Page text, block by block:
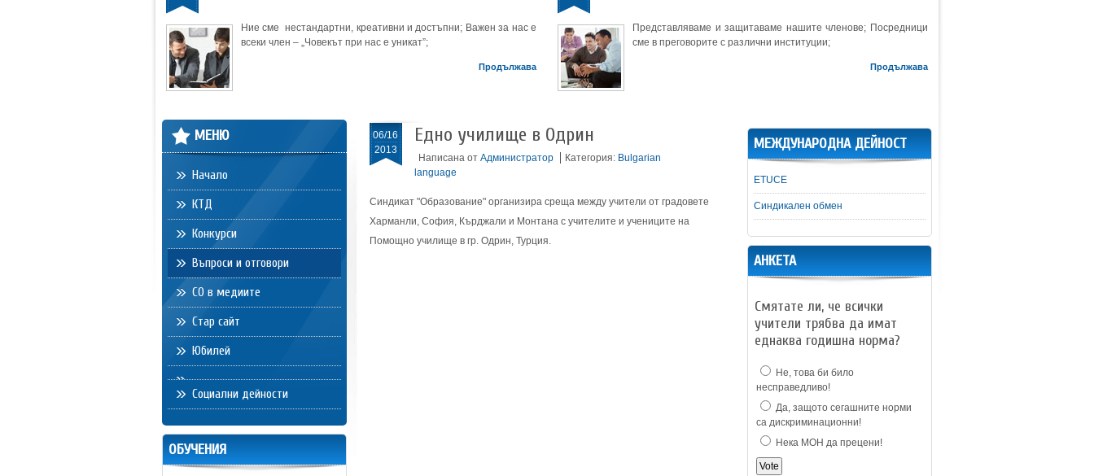
Ние сме нестандартни, креативни и достъпни; Важен за нас е
всеки член – „Човекът при нас е уникат”;
Продължава
Представляваме и защитаваме нашите членове; Посредници
сме в преговорите с различни институции;
Продължава
06/16
2013
Едно училище в Одрин
Написана от Администратор Категория: Bulgarian
language
Синдикат "Образование" организира среща между учители от градовете
Харманли, София, Кърджали и Монтана с учителите и учениците на
Помощно училище в гр. Одрин, Турция.
МЕЖДУНАРОДНА ДЕЙНОСТ
ETUCE
Синдикален обмен
АНКЕТА
Смятате ли, че всички
учители трябва да имат
еднаква годишна норма?
Не, това би било
несправедливо!
Да, защото сегашните норми
са дискриминационни!
Нека МОН да прецени!
МЕНЮ
Начало
КТД
Конкурси
Въпроси и отговори
СО в медиите
Стар сайт
Юбилей
Социални дейности
ОБУЧЕНИЯ